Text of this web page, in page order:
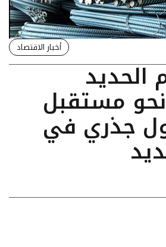
أخبار الاقتصاد
مستقبل
جذري في